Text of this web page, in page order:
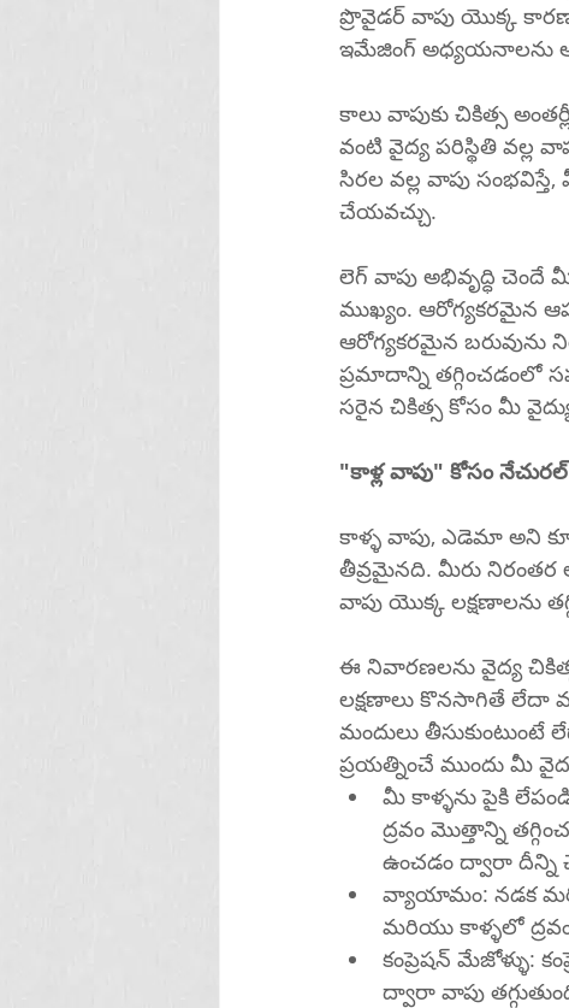
ప్రొవైడర్ వాపు యొక్క
ఇమేజింగ్ అధ్యయనాలను
కాలు వాపుకు చికిత్స
వంటి వైద్య పరిస్థితి వల్ల
సిరల వల్ల వాపు
చేయవచ్చు.
లెగ్ వాపు అభివృద్ధి
ముఖ్యం. ఆరోగ్యకరమైన
ఆరోగ్యకరమైన బరువును
ప్రమాదాన్ని తగ్గించడంలో
సరైన చికిత్స కోసం మీ
"కాళ్ల వాపు" కోసం
కాళ్ళ వాపు, ఎడెమా అని
తీవ్రమైనది. మీరు నిరంతర
వాపు యొక్క లక్షణాలను
ఈ నివారణలను వైద్య
లక్షణాలు కొనసాగితే లేదా
మందులు
ప్రయత్నించే ముందు మీ
మీ కాళ్ళను పైకి
ద్రవం మొత్తాన్ని
ఉంచడం ద్వారా దీన్ని
వ్యాయామం: నడక
మరియు కాళ్ళలో
కంప్రెషన్ మేజోళ్ళు:
ద్వారా వాపు